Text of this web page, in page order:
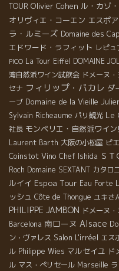
TOUR Olivier Cohen ル・カゾ
オリヴィエ・コーエン エスポア
ラ・ルミーズ Domaine des
エドワード・ラフィット レピ
PICO La Tour Eiffel DOMAINE
湾自然派ワイン試飲会 ドメーヌ
セナ フィリップ・パカレ ダ
ーブ Domaine de la Vieille
Sylvain Richeaume パリ観光 Le
社長 モンペリエ・自然派ワイン
Laurent Barth 大阪の小松屋 ピ
Coinstot Vino Chef Ishida ＳＴ
Roch Domaine SEXTANT カタロ
ルイイ Espoa Tour Eau Forte
ッシュ Côte de Thongue ユキさ
PHILIPPE JAMBON ドメーヌ
Barcelona 南ローヌ Alsace
ン・ヴァレス Salon L'irréel エス
ル Philippe Wies マルセイユ ド
ル マス・ぺリセール Marseille